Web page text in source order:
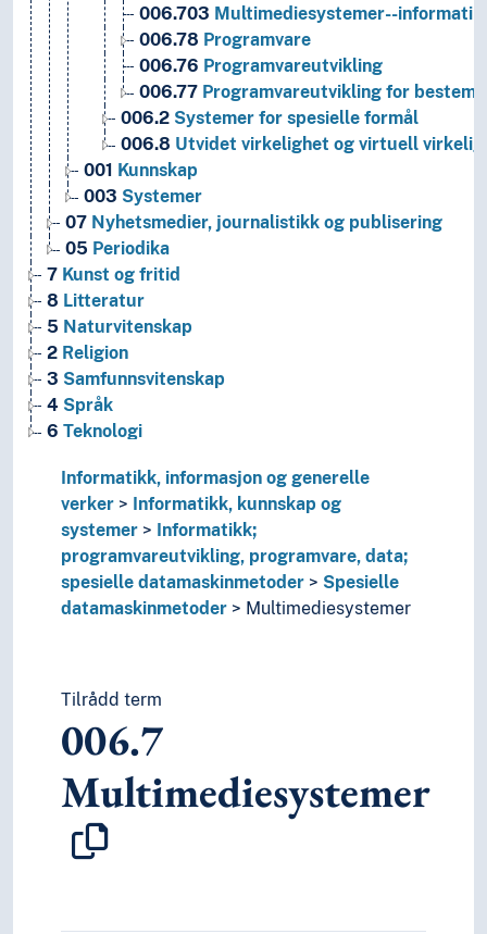
006.703 Multimediesystemer--
006.78 Programvare
006.76 Programvareutvikling
006.77 Programvareutvikling for
006.2 Systemer for spesielle formål
006.8 Utvidet virkelighet og virtuell
001 Kunnskap
003 Systemer
07 Nyhetsmedier, journalistikk og publisering
05 Periodika
7 Kunst og fritid
8 Litteratur
5 Naturvitenskap
2 Religion
3 Samfunnsvitenskap
4 Språk
6 Teknologi
Informatikk, informasjon og generelle
verker
Informatikk, kunnskap og
systemer
Informatikk;
programvareutvikling, programvare, data;
spesielle datamaskinmetoder
Spesielle
datamaskinmetoder
Multimediesystemer
Tilrådd term
006.7
Multimediesystemer